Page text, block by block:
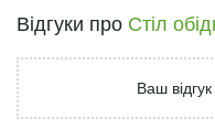
Відгуки про Стіл
Ваш